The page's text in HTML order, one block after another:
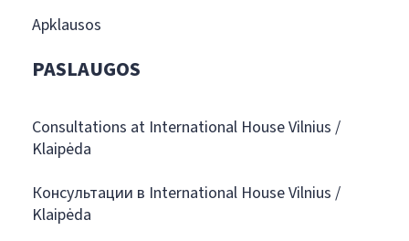
Apklausos
PASLAUGOS
Consultations at International House Vilnius /
Klaipėda
Консультации в International House Vilnius /
Klaipėda